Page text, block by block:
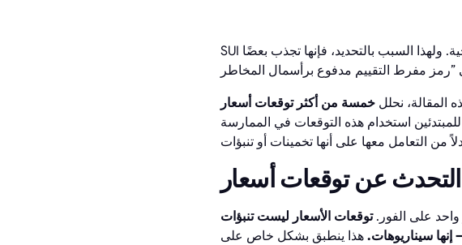
SUI هي واحدة من أكثر سلاسل الكتل من الجيل التالي طموحًا من الناحية التكنولوجية. ولهذا السبب بالتحديد، فإنها تجذب بعضًا
المقالة، نحلل
استخدام هذه التوقعات في الممارسة
واحد على الفور.توقعات الأسعار ليست تنبؤات
إنها سيناريوهات. هذا ينطبق بشكل خاص على SUI. دخلت العملة السوق بعد أن مرت العملات المشفرة بالفعل بـ: